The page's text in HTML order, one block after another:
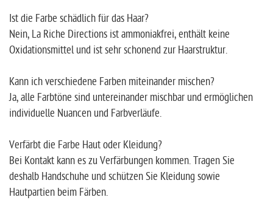
Ist die Farbe schädlich für das Haar?
Nein, La Riche Directions ist ammoniakfrei, enthält keine
Oxidationsmittel und ist sehr schonend zur Haarstruktur.
Kann ich verschiedene Farben miteinander mischen?
Ja, alle Farbtöne sind untereinander mischbar und ermöglichen
individuelle Nuancen und Farbverläufe.
Verfärbt die Farbe Haut oder Kleidung?
Bei Kontakt kann es zu Verfärbungen kommen. Tragen Sie
deshalb Handschuhe und schützen Sie Kleidung sowie
Hautpartien beim Färben.